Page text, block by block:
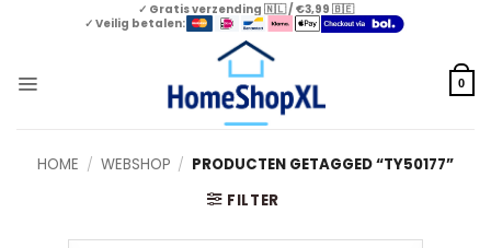
✓ Gratis verzending 🇳🇱 / €3,99 🇧🇪
✓ Veilig betalen:
0
HOME / WEBSHOP / PRODUCTEN GETAGGED “TY50177”
FILTER